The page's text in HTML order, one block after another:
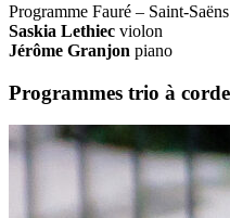
Programme Fauré – Saint-
Saskia Lethiec violon
Jérôme Granjon piano
Programmes trio à